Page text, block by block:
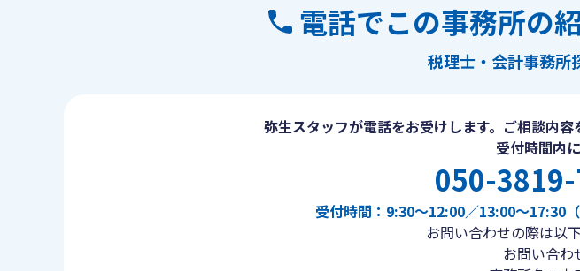
電話でこの事務所の
税理士・会計事務所
弥生スタッフが電話をお受けします。ご相談内
受付時間内
050-
受付時間：9:30〜12:00／13:00〜17:30
お問い合わせの際は以
お問い合わ